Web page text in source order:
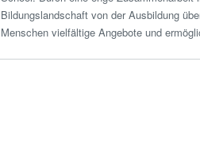
Bildungslandschaft von der Ausbildung
Menschen vielfältige Angebote und